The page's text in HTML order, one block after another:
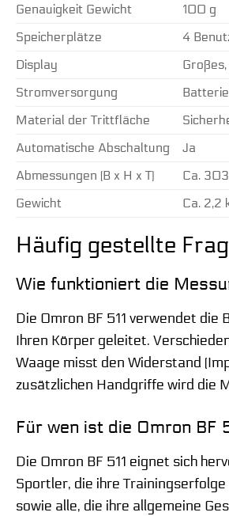
Genauigkeit Gewicht
100 g
Speicherplätze
4
Display
Stromversorgung
Material der Trittfläche
Automatische Abschaltung
Ja
Abmessungen (B x H x T)
Ca.
Gewicht
Ca. 2,2
Häufig gestellte
Wie funktioniert die
Die Omron BF 511 verwendet
Ihren Körper geleitet.
Waage misst den Widerstand
zusätzlichen Handgriffe wird die
Für wen ist die Omron BF
Die Omron BF 511 eignet sich
Sportler, die ihre
sowie alle, die ihre allgemeine